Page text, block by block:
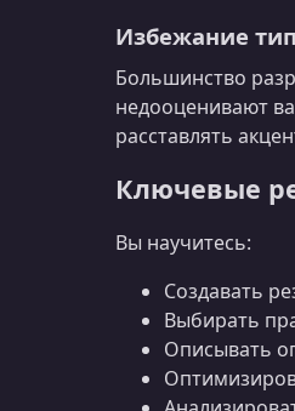
Избежание
Большинство
недооценивают
расставлять
Ключевые
Вы научитесь:
Создавать
Выбирать
Описывать